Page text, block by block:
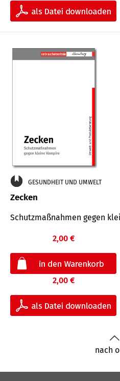
GESUNDHEIT UND UMWELT
Zecken
Schutz­maß­nahmen gegen
2,00 €
2,00 €
nach